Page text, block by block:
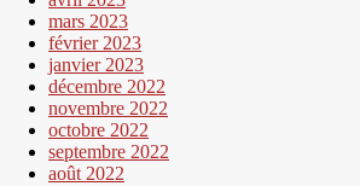
mars 2023
février 2023
janvier 2023
décembre 2022
novembre 2022
octobre 2022
septembre 2022
août 2022